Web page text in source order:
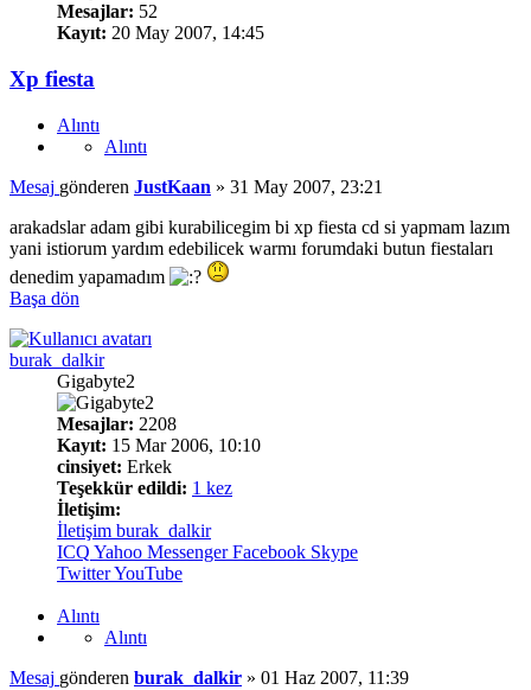
Mesajlar: 52
Kayıt: 20 May 2007, 14:45
Xp fiesta
Alıntı
Alıntı
Mesaj gönderen JustKaan » 31 May 2007, 23:21
arakadslar adam gibi kurabilicegim bi xp fiesta cd si yapmam lazım
yani istiorum yardım edebilicek warmı forumdaki butun fiestaları
denedim yapamadım
Başa dön
burak_dalkir
Gigabyte2
Mesajlar: 2208
Kayıt: 15 Mar 2006, 10:10
cinsiyet: Erkek
Teşekkür edildi: 1 kez
İletişim:
İletişim burak_dalkir
ICQ Yahoo Messenger Facebook Skype
TwitterYouTube
Alıntı
Alıntı
Mesaj gönderen burak_dalkir » 01 Haz 2007, 11:39